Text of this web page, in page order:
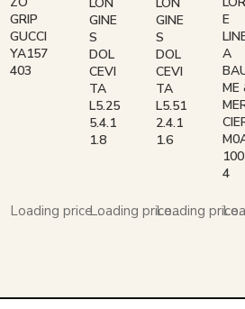
GRIP
GUCCI
YA157
403
Loading price...
GINE
S
DOL
CEVI
TA
L5.25
5.4.1
1.8
Loading price...
GINE
S
DOL
CEVI
TA
L5.51
2.4.1
1.6
Loading
E
A
ME
4